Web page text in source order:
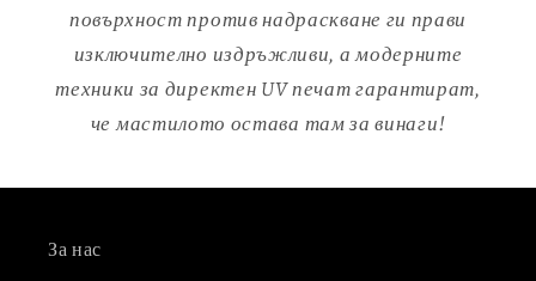
повърхност против надраскване ги прави
изключително издръжливи, а модерните
техники за директен UV печат гарантират,
че мастилото остава там за винаги!
За нас